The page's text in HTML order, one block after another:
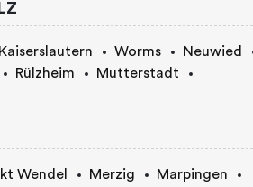
Kaiserslautern Worms
Neuwied
Rülzheim
Mutterstadt
Wendel Merzig
Marpingen